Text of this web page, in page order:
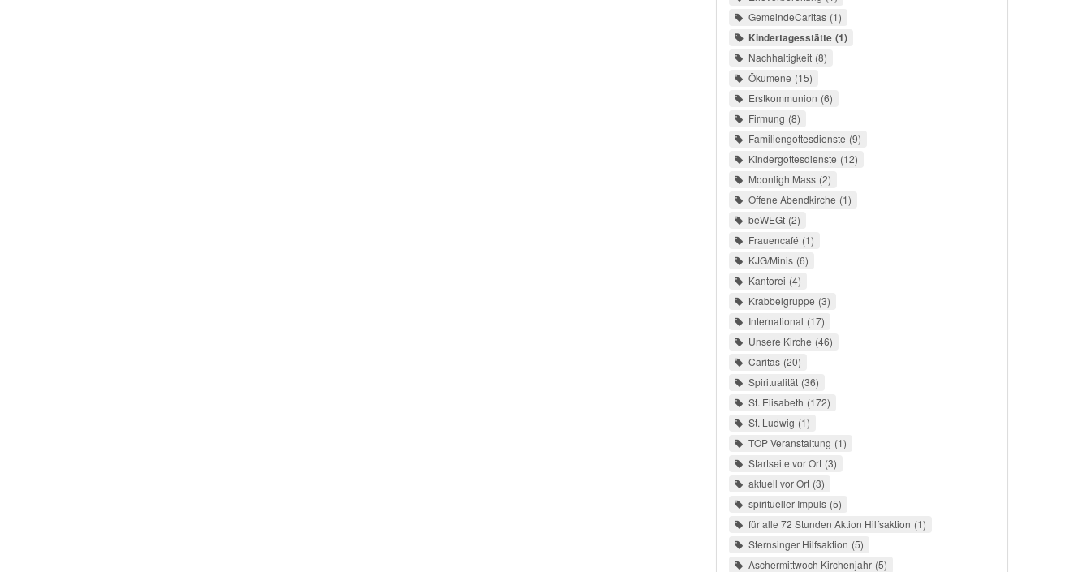
GemeindeCaritas 1
Kindertagesstätte 1
Nachhaltigkeit 8
Ökumene 15
Erstkommunion 6
Firmung 8
Familiengottesdienste 9
Kindergottesdienste 12
MoonlightMass 2
Offene Abendkirche 1
beWEGt 2
Frauencafé 1
KJG/Minis 6
Kantorei 4
Krabbelgruppe 3
International 17
Unsere Kirche 46
Caritas 20
Spiritualität 36
St. Elisabeth 172
St. Ludwig 1
TOP Veranstaltung 1
Startseite vor Ort 3
aktuell vor Ort 3
spiritueller Impuls 5
für alle 72 Stunden Aktion Hilfsaktion 1
Sternsinger Hilfsaktion 5
Aschermittwoch Kirchenjahr 5